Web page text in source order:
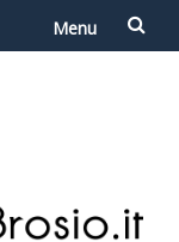
Menu